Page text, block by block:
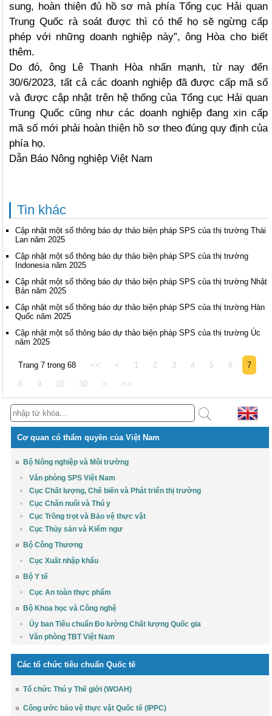
sung, hoàn thiện đủ hồ sơ mà phía Tổng cục Hải quan
Trung Quốc rà soát được thì có thể họ sẽ ngừng cấp
phép với những doanh nghiệp này”, ông Hòa cho biết
thêm.
Do đó, ông Lê Thanh Hòa nhấn mạnh, từ nay đến
30/6/2023, tất cả các doanh nghiệp đã được cấp mã số
và được cập nhật trên hệ thống của Tổng cục Hải quan
Trung Quốc cũng như các doanh nghiệp đang xin cấp
mã số mới phải hoàn thiện hồ sơ theo đúng quy định của
phía họ.
Dẫn Báo Nông nghiệp Việt Nam
Tin khác
Cập nhật một số thông báo dự thảo biện pháp SPS của thị trường Thái
Lan năm 2025
Cập nhật một số thông báo dự thảo biện pháp SPS của thị trường
Indonesia năm 2025
Cập nhật một số thông báo dự thảo biện pháp SPS của thị trường Nhật
Bản năm 2025
Cập nhật một số thông báo dự thảo biện pháp SPS của thị trường Hàn
Quốc năm 2025
Cập nhật một số thông báo dự thảo biện pháp SPS của thị trường Úc
năm 2025
Trang 7 trong 68 << < 1 2 3 4 5 6 7
8 9 10 30 > >>
Cơ quan có thẩm quyền của Việt Nam
Bộ Nông nghiệp và Môi trường
Văn phòng SPS Việt Nam
Cục Chất lượng, Chế biến và Phát triển thị trường
Cục Chăn nuôi và Thú y
Cục Trồng trọt và Bảo vệ thực vật
Cục Thủy sản và Kiểm ngư
Bộ Công Thương
Cục Xuất nhập khẩu
Bộ Y tế
Cục An toàn thực phẩm
Bộ Khoa học và Công nghệ
Ủy ban Tiêu chuẩn Đo lường Chất lượng Quốc gia
Văn phòng TBT Việt Nam
Các tổ chức tiêu chuẩn Quốc tế
Tổ chức Thú y Thế giới (WOAH)
Công ước bảo vệ thực vật Quốc tế (IPPC)